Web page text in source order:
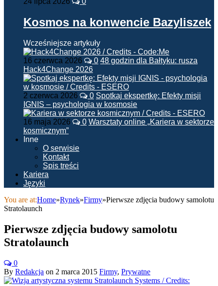
Kosmos na konwencie Bazyliszek
Wcześniejsze artykuły
16 czerwca 2026 0 48 godzin dla Bałtyku: rusza
Hack4Change 2026
2 czerwca 2026 0 Spotkaj ekspertkę: Efekty misji
IGNIS – psychologia w kosmosie
16 maja 2026 0 Warsztaty online „Kariera w sektorze
kosmicznym”
Inne
O serwisie
Kontakt
Spis treści
Kariera
Języki
You are at:Home»Rynek»Firmy»Pierwsze zdjęcia budowy samolotu
Stratolaunch
Pierwsze zdjęcia budowy samolotu
Stratolaunch
0
By Redakcja on 2 marca 2015 Firmy, Prywatne